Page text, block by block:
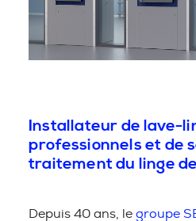
Installateur de lave-
professionnels et de
traitement du linge
Depuis 40 ans, le groupe